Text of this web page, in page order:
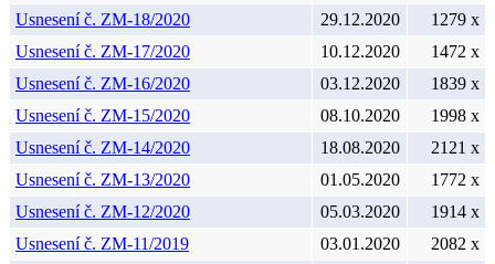
Usnesení č. ZM-18/2020
29.12.2020
1279 x
Usnesení č. ZM-17/2020
10.12.2020
1472 x
Usnesení č. ZM-16/2020
03.12.2020
1839 x
Usnesení č. ZM-15/2020
08.10.2020
1998 x
Usnesení č. ZM-14/2020
18.08.2020
2121 x
Usnesení č. ZM-13/2020
01.05.2020
1772 x
Usnesení č. ZM-12/2020
05.03.2020
1914 x
Usnesení č. ZM-11/2019
03.01.2020
2082 x